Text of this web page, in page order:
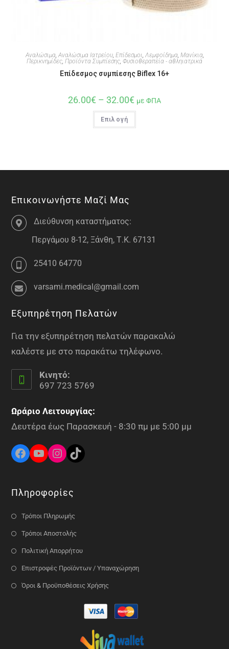
Αναλώσιμα Αναλώσιμα Ιατρείου, Επίδεσμοι Λεμφοίδημα Μανίκια
Περικνημίδες Προϊόντα Συμπίεσης Φυσιοθεραπεία - αθληιατρικά
Επίδεσμος συμπίεσης Biflex 16+
26.00€ – 32.00€ με ΦΠΑ
Επιλογή
Επικοινωνήστε Μαζί Μας
Διεύθυνση καταστήματος:
Περγάμου 8-12, Ξάνθη, Τ.Κ. 67131
25410 64770
varsami.medical@gmail.com
Εξυπηρέτηση Πελατών
Για την εξυπηρέτηση πελατών παρακαλώ
καλέστε με στο παρακάτω τηλέφωνο.
Κινητό:
697 723 5769
Ωράριο Λειτουργίας:
Δευτέρα έως Παρασκευή - 8:30 πμ με 5:00 μμ
Πληροφορίες
Τρόποι Πληρωμής
Τρόποι Αποστολής
Πολιτική Απορρήτου
Επιστροφές Προϊόντων / Υπαναχώρηση
Όροι & Προϋποθέσεις Χρήσης